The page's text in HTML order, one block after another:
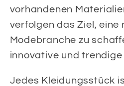
vorhandenen
verfolgen das Ziel, eine
Modebranche zu
innovative und trendige
Jedes Kleidungsstück